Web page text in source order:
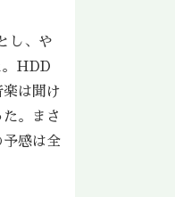
し、や
HDD
は聞け
。まさ
予感は全